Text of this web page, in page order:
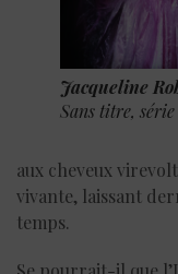
Jacqueline
Sans titre, série
aux cheveux
vivante, laissant
temps.